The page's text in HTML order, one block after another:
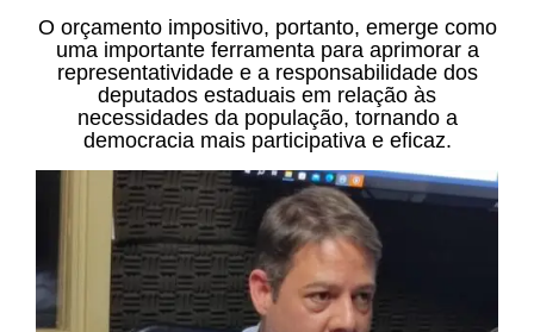
O orçamento impositivo, portanto, emerge como
uma importante ferramenta para aprimorar a
representatividade e a responsabilidade dos
deputados estaduais em relação às
necessidades da população, tornando a
democracia mais participativa e eficaz.